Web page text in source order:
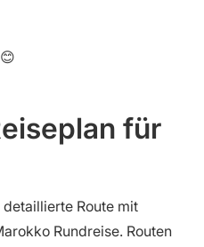
für
Route mit
Rundreise. Routen